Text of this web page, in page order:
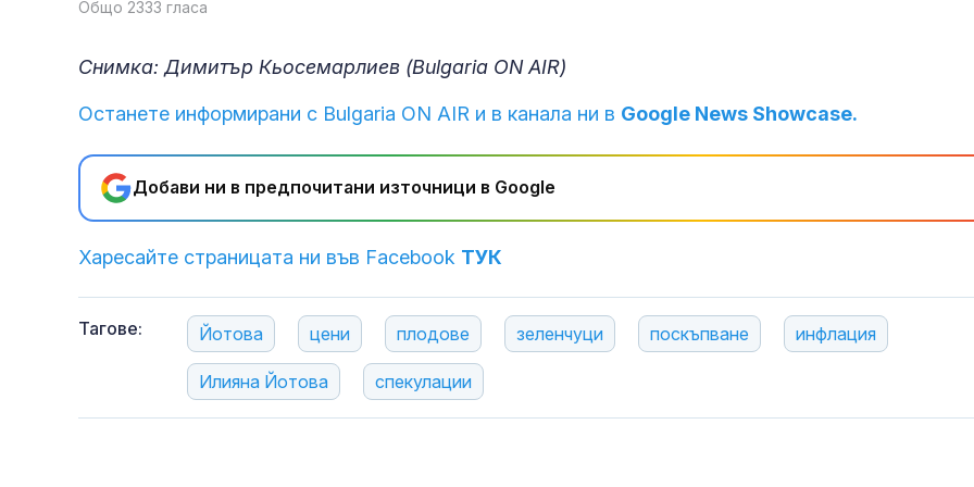
Общо 2333 гласа
Снимка: Димитър Кьосемарлиев (Bulgaria ON AIR)
Останете информирани с Bulgaria ON AIR и в канала ни в Google News Showcase.
Добави ни в предпочитани източници в Google
Харесайте страницата ни във Facebook ТУК
Тагове: Йотова цени плодове зеленчуци поскъпване инфлация
Илияна Йотова спекулации